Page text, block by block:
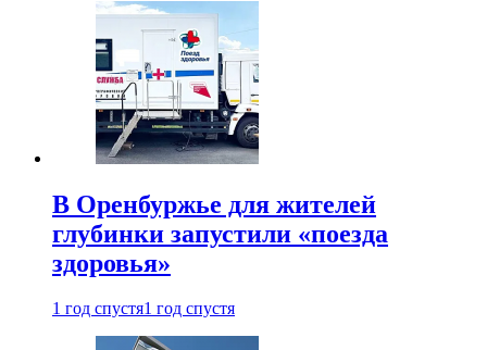
В Оренбуржье для жителей
глубинки запустили «поезда
здоровья»
1 год спустя1 год спустя